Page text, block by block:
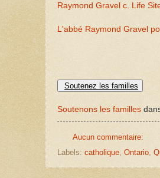
Raymond Gravel c. Life
L'abbé Raymond Gravel
Soutenez les familles
Soutenons les familles
Aucun commentaire:
Labels: catholique, Ontario,